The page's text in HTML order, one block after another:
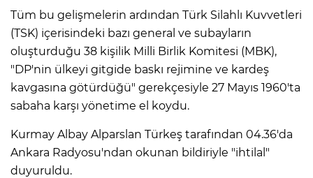
Tüm bu gelişmelerin ardından Türk Silahlı Kuvvetleri
(TSK) içerisindeki bazı general ve subayların
oluşturduğu 38 kişilik Milli Birlik Komitesi (MBK),
"DP'nin ülkeyi gitgide baskı rejimine ve kardeş
kavgasına götürdüğü" gerekçesiyle 27 Mayıs 1960'ta
sabaha karşı yönetime el koydu.
Kurmay Albay Alparslan Türkeş tarafından 04.36'da
Ankara Radyosu'ndan okunan bildiriyle "ihtilal"
duyuruldu.